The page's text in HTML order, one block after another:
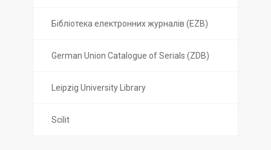
Бібліотека електронних журналів (EZB)
German Union Catalogue of Serials (ZDB)
Leipzig University Library
Scilit